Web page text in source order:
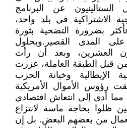
عن البرنامج
الاشتراكية في بلد واحد،
بضرورة التضحية بثورة
المدى القصير.وبحلول
العشرين، وبعد أن رأت
من قبل الطبقة العاملة، عززت
الإيطالية وخيانة الحزب
رؤوس الأموال الأمريكية
مما أدى إلى انتعاش اقتصادي
ظلوا بحاجة ماسة لانتزاع
من بعضهم البعض. بل إن